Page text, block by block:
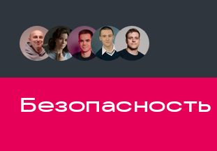
Безопасность